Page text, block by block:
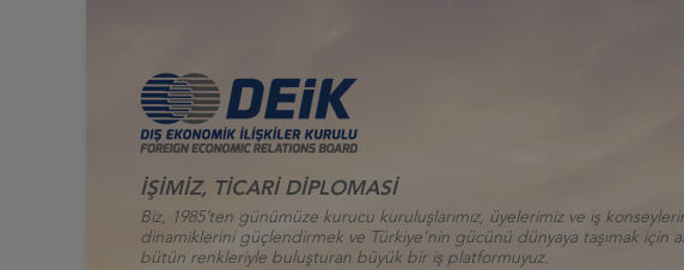
İŞİMİZ, TİCARİ DİPLOMASİ
Biz, 1985’ten günümüze kurucu kuruluşlarımız, üyelerimiz ve iş
dinamiklerini güçlendirmek ve Türkiye’nin gücünü dünyaya taşımak için
bütün renkleriyle buluşturan büyük bir iş platformuyuz.